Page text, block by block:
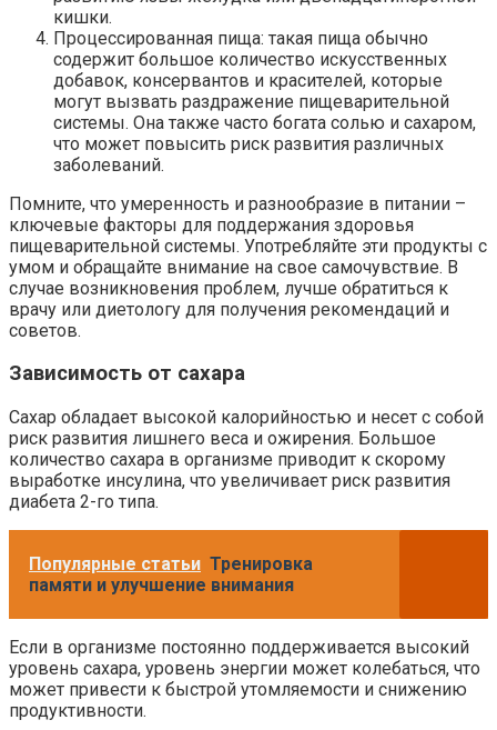
кишки.
Процессированная пища: такая пища обычно
содержит большое количество искусственных
добавок, консервантов и красителей, которые
могут вызвать раздражение пищеварительной
системы. Она также часто богата солью и сахаром,
что может повысить риск развития различных
заболеваний.
Помните, что умеренность и разнообразие в питании –
ключевые факторы для поддержания здоровья
пищеварительной системы. Употребляйте эти продукты с
умом и обращайте внимание на свое самочувствие. В
случае возникновения проблем, лучше обратиться к
врачу или диетологу для получения рекомендаций и
советов.
Зависимость от сахара
Сахар обладает высокой калорийностью и несет с собой
риск развития лишнего веса и ожирения. Большое
количество сахара в организме приводит к скорому
выработке инсулина, что увеличивает риск развития
диабета 2-го типа.
Популярные статьи Тренировка
памяти и улучшение внимания
Если в организме постоянно поддерживается высокий
уровень сахара, уровень энергии может колебаться, что
может привести к быстрой утомляемости и снижению
продуктивности.